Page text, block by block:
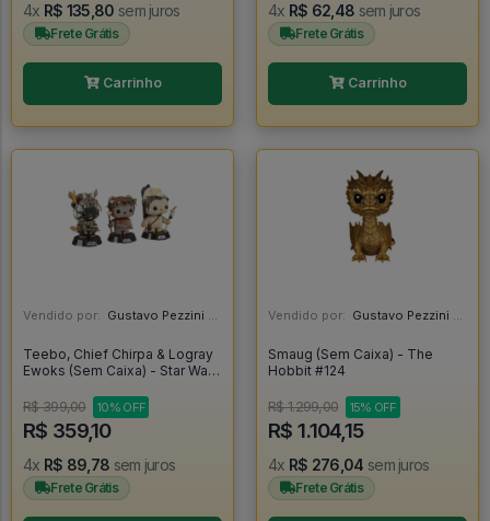
4x R$ 135,80 sem juros
Frete Grátis
Carrinho
4x R$ 62,48 sem juros
Frete Grátis
Carrinho
Vendido por: Gustavo Pezzini - MG
Teebo, Chief Chirpa & Logray
Ewoks (Sem Caixa) - Star Wars
R$ 399,00
10% OFF
R$ 359,10
4x R$ 89,78 sem juros
Frete Grátis
Vendido por: Gustavo Pezzini - MG
Smaug (Sem Caixa) - The
Hobbit #124
R$ 1.299,00 15% OFF
R$ 1.104,15
4x R$ 276,04 sem juros
Frete Grátis